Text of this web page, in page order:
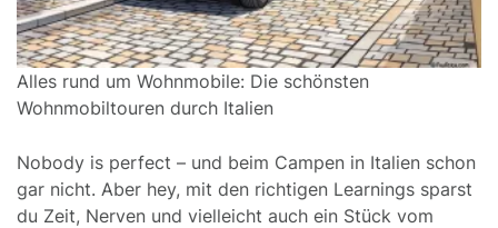
Alles rund um Wohnmobile: Die schönsten
Wohnmobiltouren durch Italien
Nobody is perfect – und beim Campen in Italien schon
gar nicht. Aber hey, mit den richtigen Learnings sparst
du Zeit, Nerven und vielleicht auch ein Stück vom